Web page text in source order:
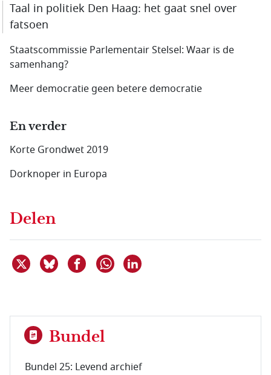
Taal in politiek Den Haag: het gaat snel over
fatsoen
Staatscommissie Parlementair Stelsel: Waar is de
samenhang?
Meer democratie geen betere democratie
En verder
Korte Grondwet 2019
Dorknoper in Europa
Delen
Deel dit item op X
Deel dit item op Bluesky
Deel dit item op Facebook
Delen via WhatsApp
Bundel
Bundel 25: Levend archief